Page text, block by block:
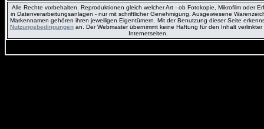
Alle Rechte vorbehalten. Reproduktionen gleich welcher Art - ob Fotokopie, Mikrofilm oder
in Datenverarbeitungsanlagen - nur mit schriftlicher Genehmigung. Ausgewiesene
Markennamen gehören ihren jeweiligen Eigentümern. Mit der Benutzung dieser Seite
Nutzungsbedingungenan. Der Webmaster übernimmt keine Haftung für den Inhalt verlinkter
Internetseiten.